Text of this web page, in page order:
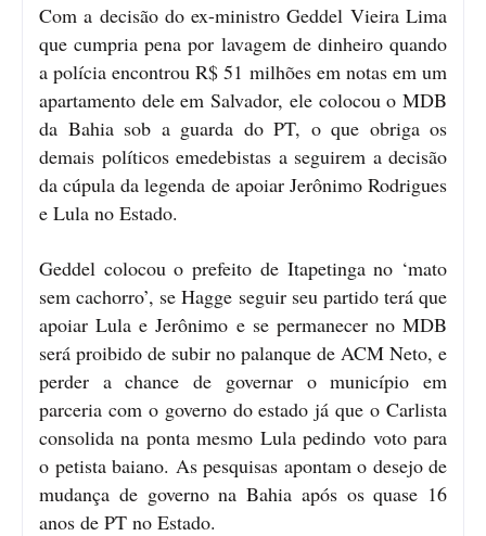
Com a decisão do ex-ministro Geddel Vieira Lima
que cumpria pena por lavagem de dinheiro quando
a polícia encontrou R$ 51 milhões em notas em um
apartamento dele em Salvador, ele colocou o MDB
da Bahia sob a guarda do PT, o que obriga os
demais políticos emedebistas a seguirem a decisão
da cúpula da legenda de apoiar Jerônimo Rodrigues
e Lula no Estado.
Geddel colocou o prefeito de Itapetinga no ‘mato
sem cachorro’, se Hagge seguir seu partido terá que
apoiar Lula e Jerônimo e se permanecer no MDB
será proibido de subir no palanque de ACM Neto, e
perder a chance de governar o município em
parceria com o governo do estado já que o Carlista
consolida na ponta mesmo Lula pedindo voto para
o petista baiano. As pesquisas apontam o desejo de
mudança de governo na Bahia após os quase 16
anos de PT no Estado.